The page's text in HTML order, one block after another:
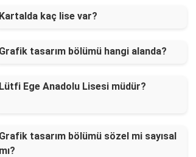
Kartalda kaç lise var?
Grafik tasarım bölümü hangi alanda?
Lütfi Ege Anadolu Lisesi müdür?
Grafik tasarım bölümü sözel mi sayısal
mı?